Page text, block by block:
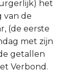
het
van de
(de eerste
met zijn
getallen
Verbond.